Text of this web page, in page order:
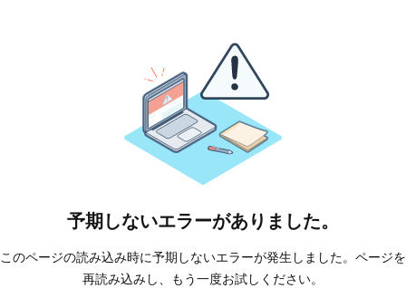
予期しないエラーがありました。
このページの読み込み時に予期しないエラーが発生しました。ページを
再読み込みし、もう一度お試しください。